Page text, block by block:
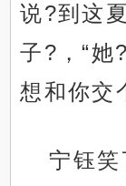
说?到这
子?，“她
想和你交
宁钰